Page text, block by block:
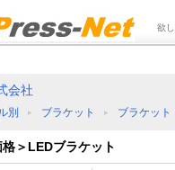
欲
会社
別 ブラケット ブラケット
＞LEDブラケット